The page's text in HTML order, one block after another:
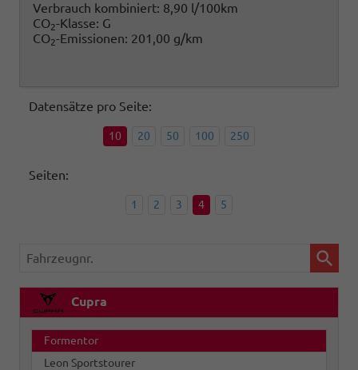
Verbrauch kombiniert: 8,90 l/100km
CO2-Klasse: G
CO2-Emissionen: 201,00 g/km
Datensätze pro Seite:
10 20 50 100 250
Seiten:
1 2 3 4 5
Fahrzeugnr.
Cupra
Formentor
Leon Sportstourer